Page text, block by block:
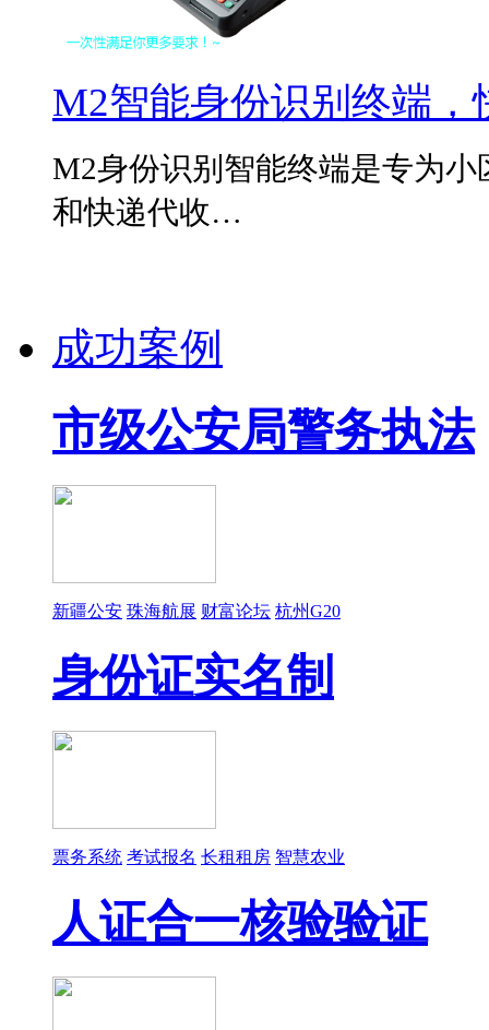
M2智能身份识别终端
M2身份识别智能终端是专为
和快递代收…
成功案例
市级公安局警务执法
新疆公安 珠海航展 财富论坛 杭州G20
身份证实名制
票务系统 考试报名 长租租房 智慧农业
人证合一核验验证